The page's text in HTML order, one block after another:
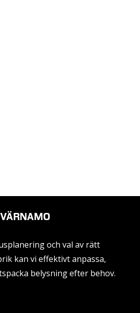
och val av rätt
kan vi effektivt anpassa,
belysning efter behov.